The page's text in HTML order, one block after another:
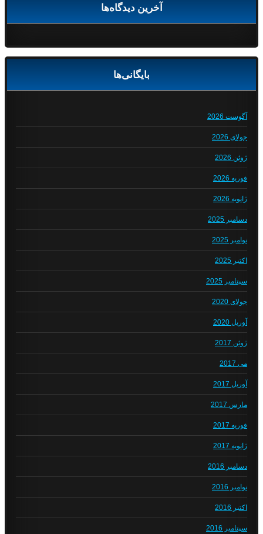
آخرین دیدگاه‌ها
بایگانی‌ها
آگوست 2026
جولای 2026
ژوئن 2026
فوریه 2026
ژانویه 2026
دسامبر 2025
نوامبر 2025
اکتبر 2025
سپتامبر 2025
جولای 2020
آوریل 2020
ژوئن 2017
می 2017
آوریل 2017
مارس 2017
فوریه 2017
ژانویه 2017
دسامبر 2016
نوامبر 2016
اکتبر 2016
سپتامبر 2016